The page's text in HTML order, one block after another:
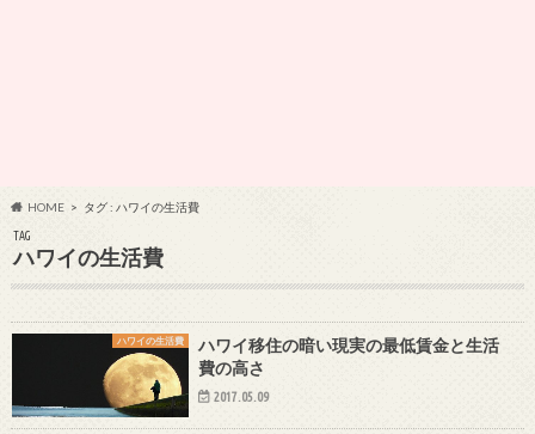
HOME タグ : ハワイの生活費
TAG
ハワイの生活費
ハワイの生活費
ハワイ移住の暗い現実の最低賃金と生活
費の高さ
2017.05.09